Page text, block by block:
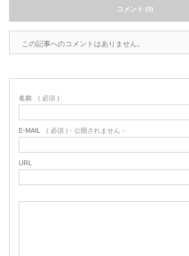
コメント (0)
この記事へのコメントはありません。
名前 ( 必須 )
E-MAIL ( 必須 ) - 公開されません -
URL